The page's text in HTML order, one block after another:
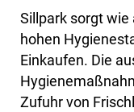
Sillpark sorgt wie
hohen
Einkaufen. Die
Zufuhr von